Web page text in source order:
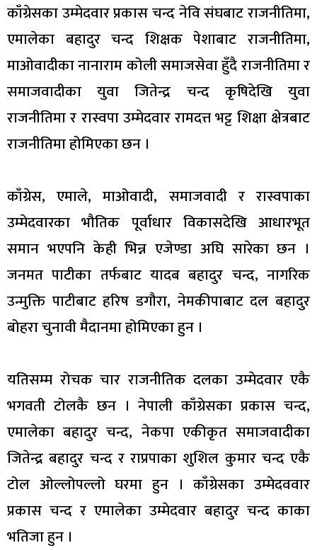
काँग्रेसका उम्मेदवार प्रकास चन्द नेवि संघबाट राजनीतिमा,
एमालेका बहादुर चन्द शिक्षक पेशाबाट राजनीतिमा,
माओवादीका नानाराम कोली समाजसेवा हुँदै राजनीतिमा र
समाजवादीका युवा जितेन्द्र चन्द कृषिदेखि युवा
राजनीतिमा र रास्वपा उम्मेदवार रामदत्त भट्ट शिक्षा क्षेत्रबाट
राजनीतिमा होमिएका छन ।
काँग्रेस, एमाले, माओवादी, समाजवादी र रास्वपाका
उम्मेदवारका भौतिक पूर्वाधार विकासदेखि आधारभूत
समान भएपनि केही भिन्न एजेण्डा अघि सारेका छन ।
जनमत पाटीका तर्फबाट यादब बहादुर चन्द, नागरिक
उन्मुक्ति पाटीबाट हरिष डगौरा, नेमकीपाबाट दल बहादुर
बोहरा चुनावी मैदानमा होमिएका हुन ।
यतिसम्म रोचक चार राजनीतिक दलका उम्मेदवार एकै
भगवती टोलकै छन । नेपाली काँग्रेसका प्रकास चन्द,
एमालेका बहादुर चन्द, नेकपा एकीकृत समाजवादीका
जितेन्द्र बहादुर चन्द र राप्रपाका शुशिल कुमार चन्द एकै
टोल ओल्लोपल्लो घरमा हुन । काँग्रेसका उम्मेदववार
प्रकास चन्द र एमालेका उम्मेदवार बहादुर चन्द काका
भतिजा हुन ।